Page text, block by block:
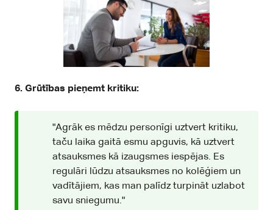
6. Grūtības pieņemt kritiku:
"Agrāk es mēdzu personīgi uztvert kritiku,
taču laika gaitā esmu apguvis, kā uztvert
atsauksmes kā izaugsmes iespējas. Es
regulāri lūdzu atsauksmes no kolēģiem un
vadītājiem, kas man palīdz turpināt uzlabot
savu sniegumu."